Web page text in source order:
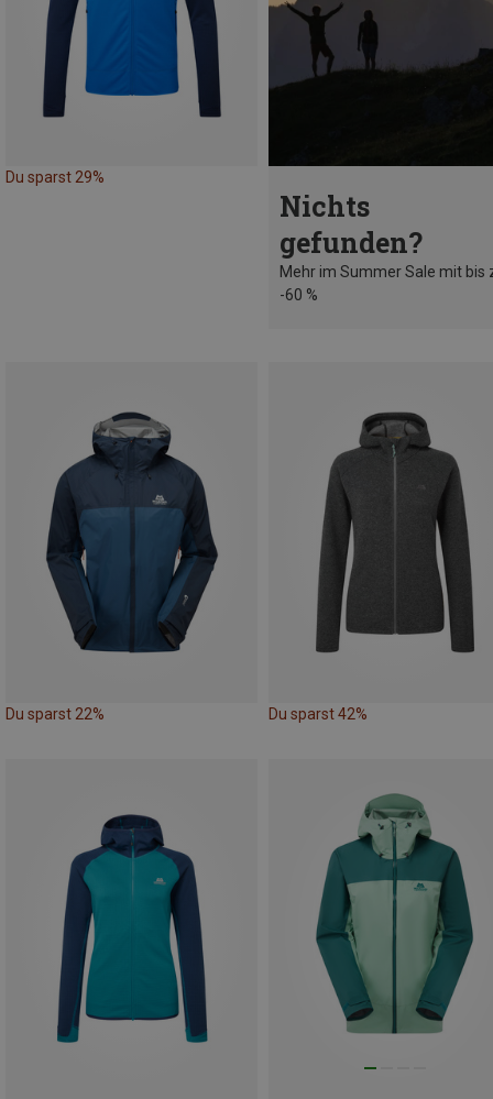
Du sparst 29%
Nichts
gefunden?
Mehr im Summer Sale mit bis
-60 %
Du sparst 22% Du sparst 42%